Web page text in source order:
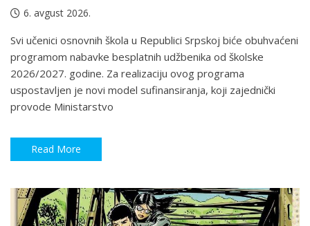
6. avgust 2026.
Svi učenici osnovnih škola u Republici Srpskoj biće obuhvaćeni
programom nabavke besplatnih udžbenika od školske
2026/2027. godine. Za realizaciju ovog programa
uspostavljen je novi model sufinansiranja, koji zajednički
provode Ministarstvo
Read More